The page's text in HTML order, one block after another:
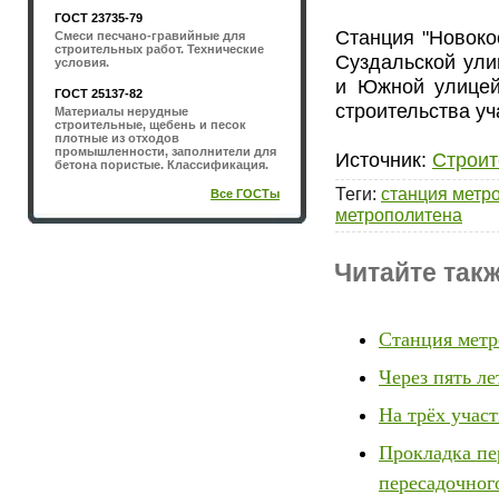
ГОСТ 23735-79
Смеси песчано-гравийные для
строительных работ. Технические
условия.
ГОСТ 25137-82
Материалы нерудные
строительные, щебень и песок
плотные из отходов
промышленности, заполнители для
бетона пористые. Классификация.
Все ГОСТы
Станция
Суздальской
и Южной улицей
строительства
Источник:
Теги: станция
метрополитена
Читайте
Станция
Через пять
На трёх
Прокладка